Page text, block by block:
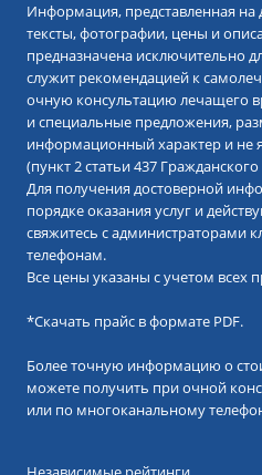
Информация, представленная на
тексты, фотографии, цены и
предназначена исключительно
служит рекомендацией к
очную консультацию лечащего
и специальные предложения,
информационный характер и не
(пункт 2 статьи 437
Для получения достоверной
порядке оказания услуг и
свяжитесь с администраторами
телефонам.
Все цены указаны с учетом всех
*Скачать прайс в формате PDF.
Более точную информацию о
можете получить при очной
или по многоканальному